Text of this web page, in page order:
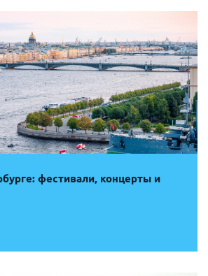
фестивали, концерты и